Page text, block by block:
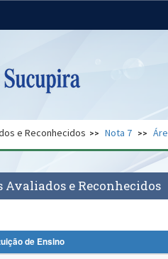
Governo Gabinete de
e Reconhecidos Nota 7
Avaliados e Reconhecidos
de Ensino